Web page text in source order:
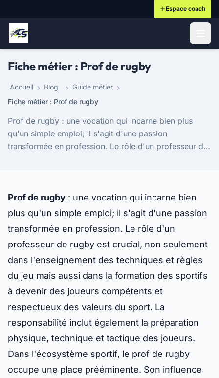
Espace coach
Fiche métier : Prof de rugby
Accueil Blog
Guide métier
Fiche métier : Prof de rugby
Prof de rugby : une vocation qui incarne bien plus
qu'un simple emploi; il s'agit d'une passion
transformée en profession. Le rôle d'un professeur de
Prof de rugby : une vocation qui incarne bien
plus qu'un simple emploi; il s'agit d'une passion
transformée en profession. Le rôle d'un
professeur de rugby est crucial, non seulement
dans l'enseignement des techniques et règles
du jeu mais aussi dans la formation des sportifs
à devenir des joueurs compétents et
respectueux des valeurs du sport. La
responsabilité inclut également la préparation
physique, technique et tactique des joueurs.
Dans l'écosystème sportif, le prof de rugby
occupe une place prééminente. Son influence